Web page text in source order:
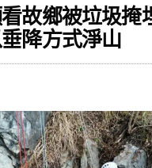
故鄉被垃圾掩
降方式淨山